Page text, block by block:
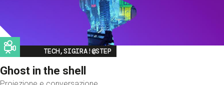
Image
TECH,SIGIRA!@STEP
Ghost in the shell